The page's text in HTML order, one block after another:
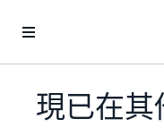
現已在其